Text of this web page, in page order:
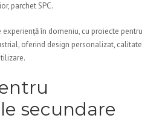
parchet SPC.
experiență în domeniu, cu proiecte pentru
oferind design personalizat, calitate
secundare